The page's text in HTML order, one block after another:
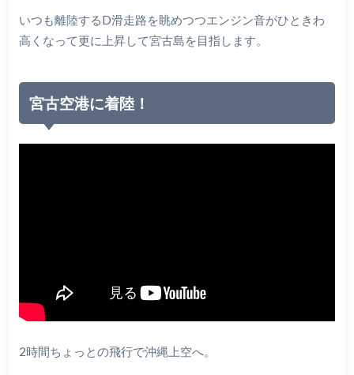
いつも離陸するD滑走路を眺めつつエンジン音がひときわ
高くなって更に上昇して宮古島を目指します。
宮古空港に着陸！
2時間ちょっとの飛行で沖縄上空へ。